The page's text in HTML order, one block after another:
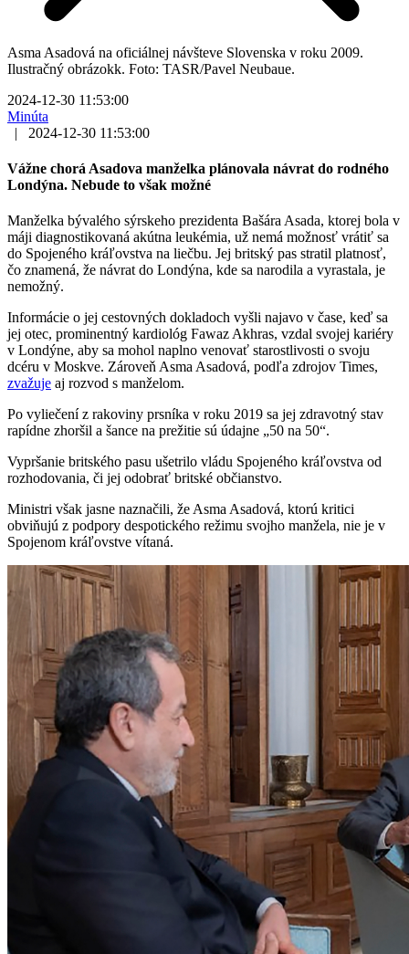
Asma Asadová na oficiálnej návšteve Slovenska v roku 2009.
Ilustračný obrázokk. Foto: TASR/Pavel Neubaue.
2024-12-30 11:53:00
Minúta
|
2024-12-30 11:53:00
Vážne chorá Asadova manželka plánovala návrat do rodného
Londýna. Nebude to však možné
Manželka bývalého sýrskeho prezidenta Bašára Asada, ktorej bola v
máji diagnostikovaná akútna leukémia, už nemá možnosť vrátiť sa
do Spojeného kráľovstva na liečbu. Jej britský pas stratil platnosť,
čo znamená, že návrat do Londýna, kde sa narodila a vyrastala, je
nemožný.
Informácie o jej cestovných dokladoch vyšli najavo v čase, keď sa
jej otec, prominentný kardiológ Fawaz Akhras, vzdal svojej kariéry
v Londýne, aby sa mohol naplno venovať starostlivosti o svoju
dcéru v Moskve. Zároveň Asma Asadová, podľa zdrojov Times,
zvažuje aj rozvod s manželom.
Po vyliečení z rakoviny prsníka v roku 2019 sa jej zdravotný stav
rapídne zhoršil a šance na prežitie sú údajne „50 na 50“.
Vypršanie britského pasu ušetrilo vládu Spojeného kráľovstva od
rozhodovania, či jej odobrať britské občianstvo.
Ministri však jasne naznačili, že Asma Asadová, ktorú kritici
obviňujú z podpory despotického režimu svojho manžela, nie je v
Spojenom kráľovstve vítaná.